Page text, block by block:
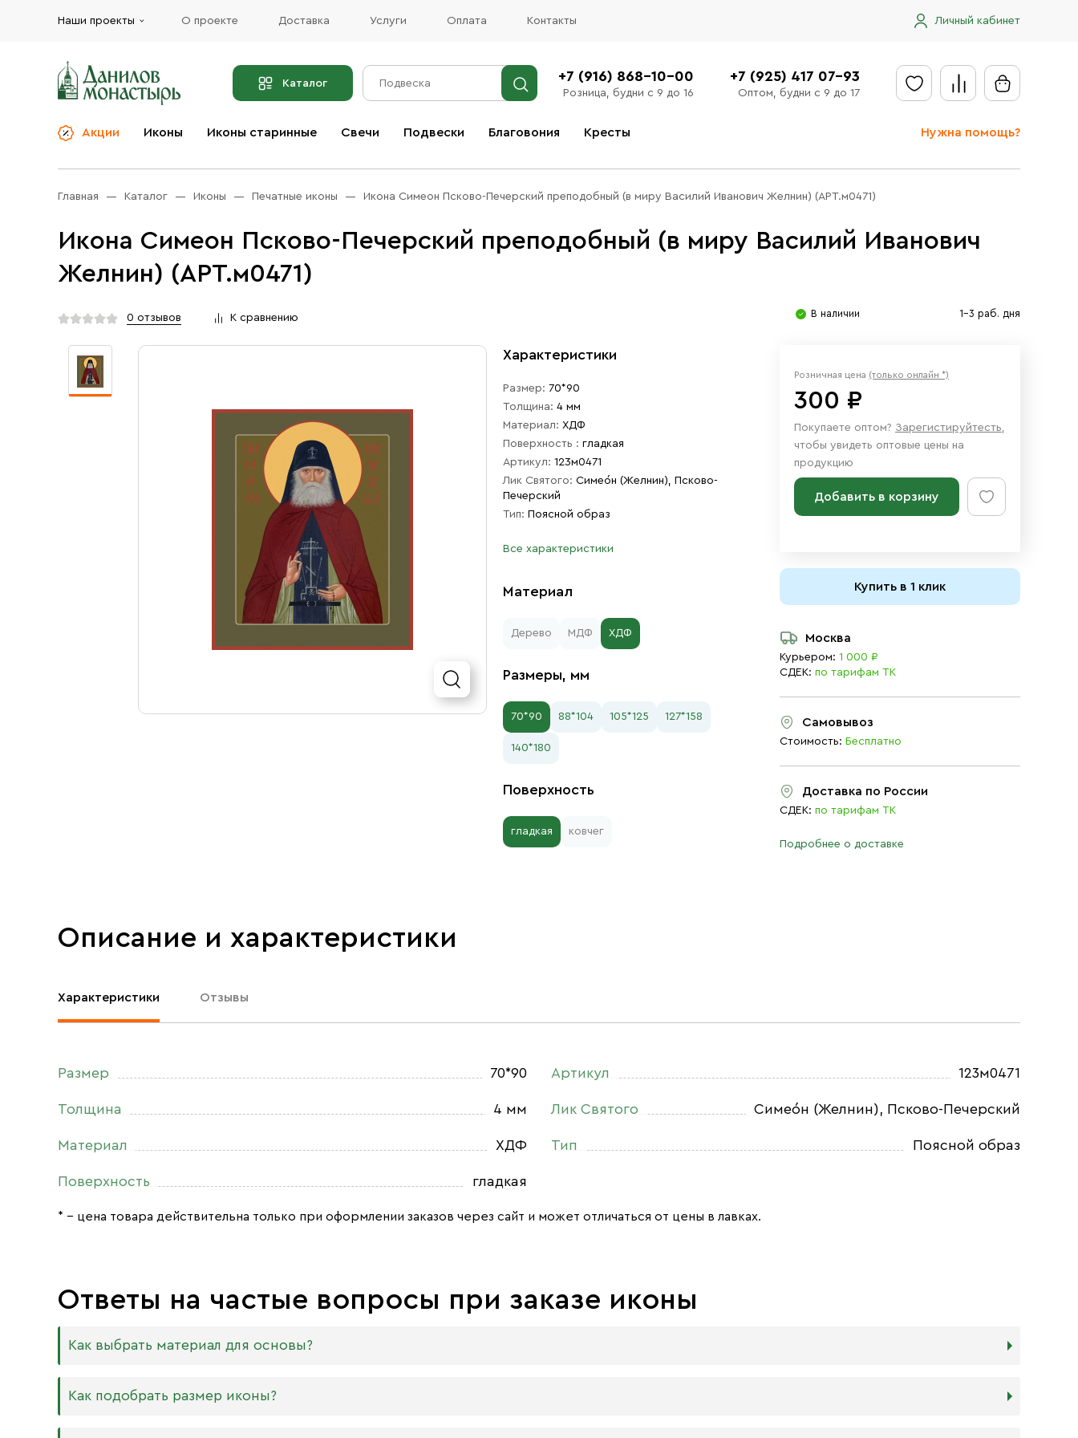
Наши проекты О проекте Доставка Услуги Оплата Контакты Личный кабинет
Каталог +7 (916) 868-10-00
Розница, будни с 9 до 16
+7 (925) 417 07-93
Оптом, будни с 9 до 17
Акции Иконы Иконы старинные Свечи Подвески Благовония Кресты Нужна помощь?
Отправить заявку
Доставка в регионы
Акции
Церковная утварь
Иконы
Масло
Разное
Бренды
Услуги
Оплата
Главная Каталог Иконы Печатные иконы Икона Симеон Псково-Печерский преподобный (в миру Василий Иванович Желнин) (АРТ.м0471)
Икона Симеон Псково-Печерский преподобный (в миру Василий Иванович
Желнин) (АРТ.м0471)
0 отзывов К сравнению В наличии 1-3 раб. дня
Характеристики
Размер: 70*90
Толщина: 4 мм
Материал: ХДФ
Поверхность : гладкая
Артикул: 123м0471
Лик Святого: Симео́н (Желнин), Псково-
Печерский
Тип: Поясной образ
Все характеристики
Материал
Дерево МДФ ХДФ
Размеры, мм
70*90 88*104 105*125 127*158
140*180
Поверхность
гладкая ковчег
Розничная цена (только онлайн *)
300 ₽
Покупаете оптом? Зарегистируйтесть,
чтобы увидеть оптовые цены на
продукцию
Добавить в корзину
Купить в 1 клик
Москва
Курьером: 1 000 ₽
СДЕК: по тарифам ТК
Самовывоз
Стоимость: Бесплатно
Доставка по России
СДЕК: по тарифам ТК
Подробнее о доставке
Описание и характеристики
Характеристики Отзывы
Размер 70*90
Толщина 4 мм
Материал ХДФ
Поверхность гладкая
Артикул 123м0471
Лик Святого Симео́н (Желнин), Псково-Печерский
Тип Поясной образ
* – цена товара действительна только при оформлении заказов через сайт и может отличаться от цены в лавках.
Ответы на частые вопросы при заказе иконы
Как выбрать материал для основы?
Мы изготавливаем иконы на трёх разных видах досок:
Как подобрать размер иконы?